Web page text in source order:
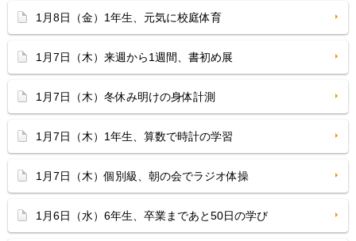
1月8日（金）1年生、元気に校庭体育
1月7日（木）来週から1週間、書初め展
1月7日（木）冬休み明けの身体計測
1月7日（木）1年生、算数で時計の学習
1月7日（木）個別級、朝の会でラジオ体操
1月6日（水）6年生、卒業まであと50日の学び